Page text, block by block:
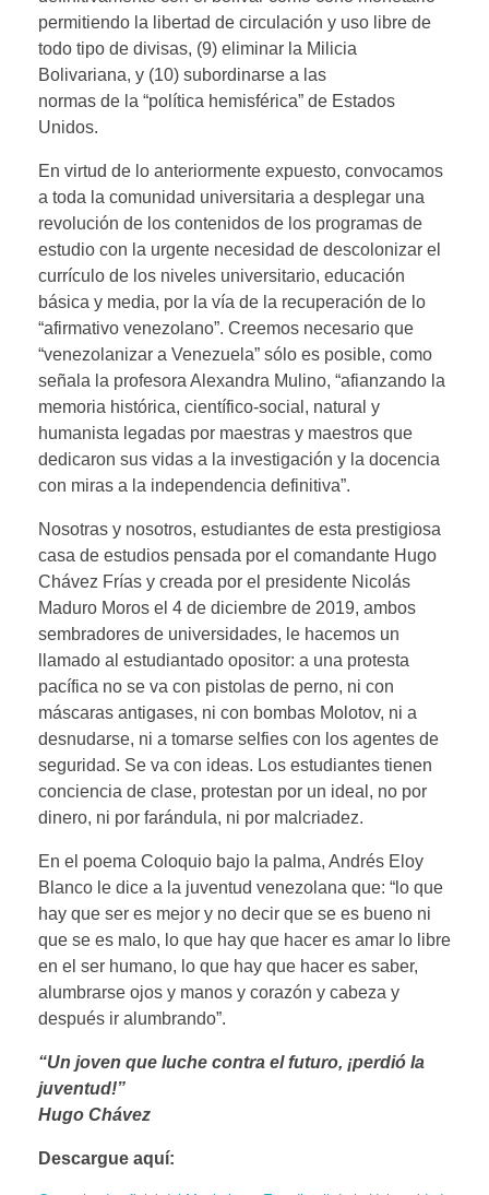
permitiendo la libertad de circulación y uso libre de
todo tipo de divisas, (9) eliminar la Milicia
Bolivariana, y (10) subordinarse a las
normas de la “política hemisférica” de Estados
Unidos.
En virtud de lo anteriormente expuesto, convocamos
a toda la comunidad universitaria a desplegar una
revolución de los contenidos de los programas de
estudio con la urgente necesidad de descolonizar el
currículo de los niveles universitario, educación
básica y media, por la vía de la recuperación de lo
“afirmativo venezolano”. Creemos necesario que
“venezolanizar a Venezuela” sólo es posible, como
señala la profesora Alexandra Mulino, “afianzando la
memoria histórica, científico-social, natural y
humanista legadas por maestras y maestros que
dedicaron sus vidas a la investigación y la docencia
con miras a la independencia definitiva”.
Nosotras y nosotros, estudiantes de esta prestigiosa
casa de estudios pensada por el comandante Hugo
Chávez Frías y creada por el presidente Nicolás
Maduro Moros el 4 de diciembre de 2019, ambos
sembradores de universidades, le hacemos un
llamado al estudiantado opositor: a una protesta
pacífica no se va con pistolas de perno, ni con
máscaras antigases, ni con bombas Molotov, ni a
desnudarse, ni a tomarse selfies con los agentes de
seguridad. Se va con ideas. Los estudiantes tienen
conciencia de clase, protestan por un ideal, no por
dinero, ni por farándula, ni por malcriadez.
En el poema Coloquio bajo la palma, Andrés Eloy
Blanco le dice a la juventud venezolana que: “lo que
hay que ser es mejor y no decir que se es bueno ni
que se es malo, lo que hay que hacer es amar lo libre
en el ser humano, lo que hay que hacer es saber,
alumbrarse ojos y manos y corazón y cabeza y
después ir alumbrando”.
“Un joven que luche contra el futuro, ¡perdió la
juventud!”
Hugo Chávez
Descargue aquí: